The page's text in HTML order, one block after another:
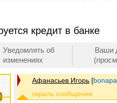
кредит в банке
Уведомлять об
изменениях
Ваши
Афанасьев Игорь [